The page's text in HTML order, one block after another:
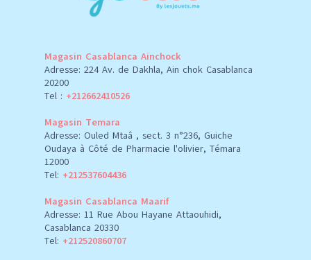
Magasin Casablanca Ainchock
Adresse: 224 Av. de Dakhla, Ain chok Casablanca
20200
Tel : +212662410526
Magasin Temara
Adresse: Ouled Mtaâ , sect. 3 n°236, Guiche
Oudaya à Côté de Pharmacie l'olivier, Témara
12000
Tel: +212537604436
Magasin Casablanca Maarif
Adresse: 11 Rue Abou Hayane Attaouhidi,
Casablanca 20330
Tel: +212520860707